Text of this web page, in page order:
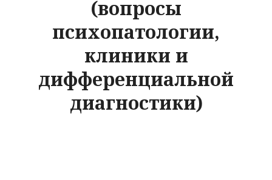
(вопросы
психопатологии,
клиники и
дифференциальной
диагностики)